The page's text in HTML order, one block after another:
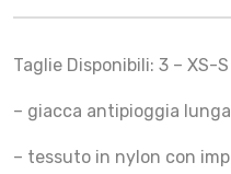
Taglie Disponibili: 3 – XS-
– giacca antipioggia
– tessuto in nylon con